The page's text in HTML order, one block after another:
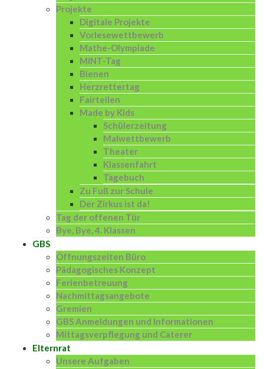
Projekte
Digitale Projekte
Vorlesewettbewerb
Mathe-Olympiade
MINT-Tag
Bienen
Herzrettertag
Fairteilen
Made by Kids
Schülerzeitung
Malwettbewerb
Theater
Klassenfahrt
Tagebuch
Zu Fuß zur Schule
Der Zirkus ist da!
Tag der offenen Tür
Bye, Bye, 4. Klassen
GBS
Öffnungszeiten Büro
Pädagogisches Konzept
Ferienbetreuung
Nachmittagsangebote
Gremien
GBS Anmeldungen und Informationen
Mittagsverpflegung und Caterer
Elternrat
Unsere Aufgaben